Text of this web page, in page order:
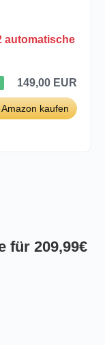
automatische
149,00 EUR
Amazon kaufen
für 209,99€